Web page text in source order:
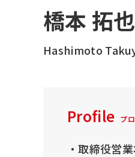
橋本 拓也
Hashimoto
Profile プ
・取締役営